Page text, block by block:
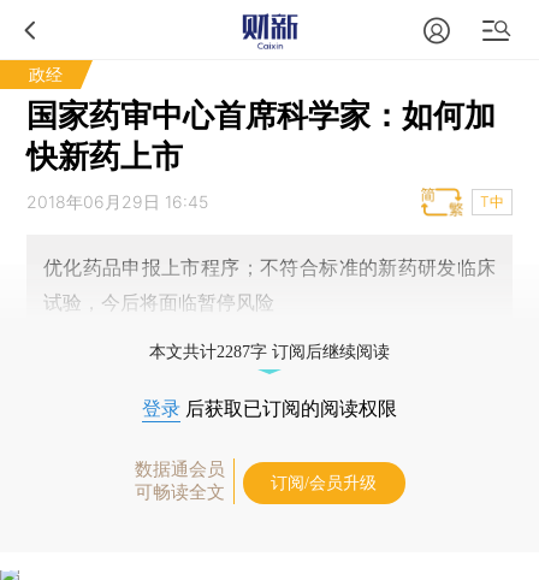
政经
国家药审中心首席科学家：如何加
快新药上市
2018年06月29日 16:45 T中
优化药品申报上市程序；不符合标准的新药研发临床
试验，今后将面临暂停风险
本文共计2287字 订阅后继续阅读
登录 后获取已订阅的阅读权限
数据通会员
可畅读全文
订阅/会员升级